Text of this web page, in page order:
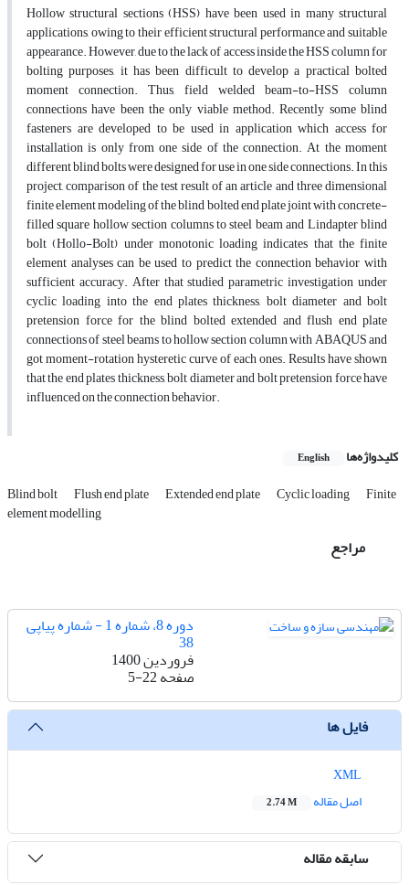
Hollow structural sections (HSS) have been used in many structural
applications, owing to their efficient structural performance and suitable
appearance. However, due to the lack of access inside the HSS column for
bolting purposes, it has been difficult to develop a practical bolted
moment connection. Thus, field welded beam-to-HSS column
connections have been the only viable method. Recently some blind
fasteners are developed to be used in application which access for
installation is only from one side of the connection. At the moment
different blind bolts were designed for use in one side connections. In this
project, comparison of the test result of an article and three dimensional
finite element modeling of the blind bolted end plate joint with concrete-
filled square hollow section columns to steel beam and Lindapter blind
bolt (Hollo-Bolt) under monotonic loading indicates that the finite
element analyses can be used to predict the connection behavior with
sufficient accuracy. After that studied parametric investigation under
cyclic loading into the end plates thickness, bolt diameter and bolt
pretension force for the blind bolted extended and flush end plate
connections of steel beams to hollow section column with ABAQUS and
got moment-rotation hysteretic curve of each ones. Results have shown
that the end plates thickness, bolt diameter and bolt pretension force have
influenced on the connection behavior.
کلیدواژه‌ها English
Blind bolt Flush end plate Extended end plate Cyclic loading Finite
element modelling
مراجع
دوره 8، شماره 1 - شماره پیاپی
38
فروردین 1400
صفحه5-22
فایل ها
اصل مقاله
2.74 M
سابقه مقاله